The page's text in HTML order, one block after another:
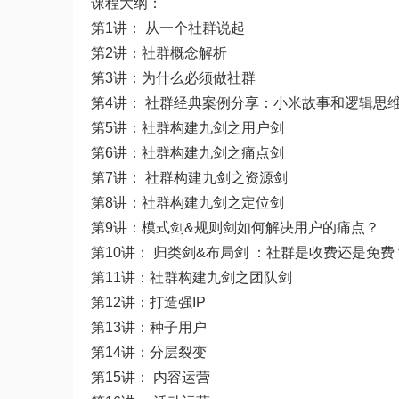
课程大纲：
第1讲： 从一个社群说起
第2讲：社群概念解析
第3讲：为什么必须做社群
第4讲： 社群经典案例分享：小米故事和逻辑思
第5讲：社群构建九剑之用户剑
第6讲：社群构建九剑之痛点剑
第7讲： 社群构建九剑之资源剑
第8讲：社群构建九剑之定位剑
第9讲：模式剑&规则剑如何解决用户的痛点？
第10讲： 归类剑&布局剑 ：社群是收费还是免费
第11讲：社群构建九剑之团队剑
第12讲：打造强IP
第13讲：种子用户
第14讲：分层裂变
第15讲： 内容运营